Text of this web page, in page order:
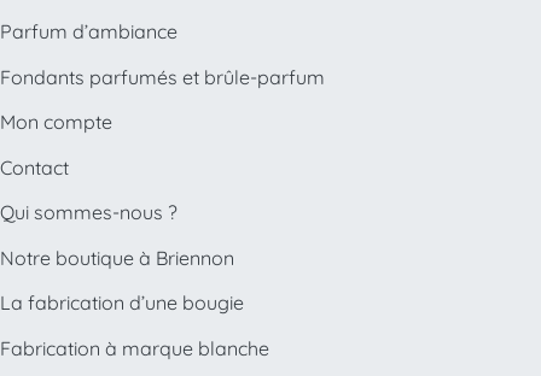
Parfum d’ambiance
Fondants parfumés et brûle-parfum
Mon compte
Contact
Qui sommes-nous ?
Notre boutique à Briennon
La fabrication d’une bougie
Fabrication à marque blanche